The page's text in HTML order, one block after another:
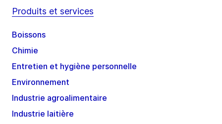
Produits et services
Boissons
Chimie
Entretien et hygiène personnelle
Environnement
Industrie agroalimentaire
Industrie laitière